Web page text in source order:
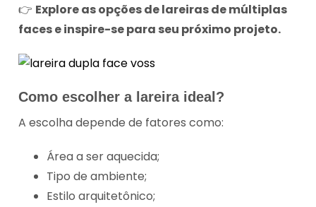
👉 Explore as opções de lareiras de múltiplas
faces e inspire-se para seu próximo projeto.
Como escolher a lareira ideal?
A escolha depende de fatores como:
Área a ser aquecida;
Tipo de ambiente;
Estilo arquitetônico;